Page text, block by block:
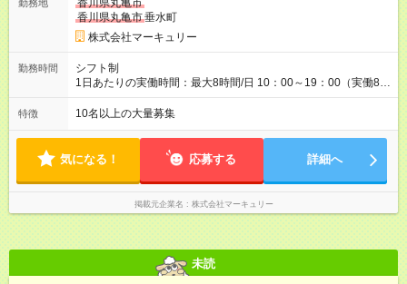
に1回の「年次昇給」があり、仕事での成果にあわせて昇給しま
す。特に頑張っている人は、上長の裁量でさらにプラスの昇給
となることも。努力や成長が収入につながる環境です。 【試用
期間】試用期間あり 試用期間の長さ：3ヶ月 雇用形態、給与は
本採用時と同じです。
勤務地
香川県丸亀市
香川県丸亀市垂水町
株式会社マーキュリー
勤務時間
シフト制
1日あたりの実働時間：最大8時間/日 10：00～19：00（実働8時
間） ※勤務地により異なります。
特徴 10名以上の大量募集
気になる！ 応募する 詳細へ
掲載元企業名 株式会社マーキュリー
未読